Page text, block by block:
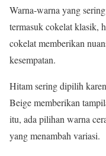
Warna-warna yang
termasuk cokelat klasik,
cokelat memberikan
kesempatan.
Hitam sering dipilih
Beige memberikan
itu, ada pilihan warna
yang menambah variasi.